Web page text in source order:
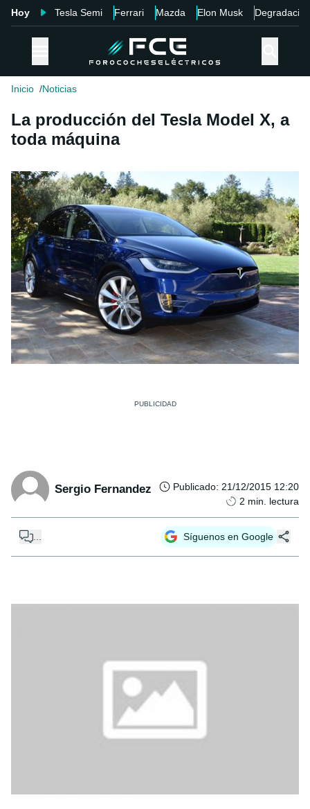
Hoy Tesla Semi Ferrari Mazda Elon Musk Degradación
Inicio Noticias
La producción del Tesla Model X, a
toda máquina
Sergio Fernandez Publicado: 21/12/2015 12:20
2 min. lectura
Síguenos en Google